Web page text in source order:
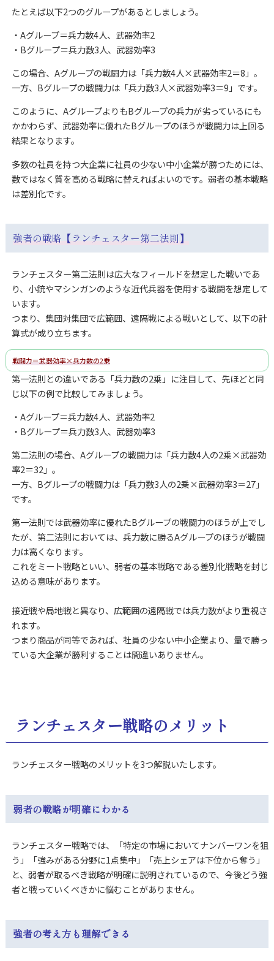
たとえば以下2つのグループがあるとしましょう。
・Aグループ＝兵力数4人、武器効率2
・Bグループ＝兵力数3人、武器効率3
この場合、Aグループの戦闘力は「兵力数4人×武器効率2＝8」。
一方、Bグループの戦闘力は「兵力数3人×武器効率3＝9」です。
このように、AグループよりもBグループの兵力が劣っているにも
かかわらず、武器効率に優れたBグループのほうが戦闘力は上回る
結果となります。
多数の社員を持つ大企業に社員の少ない中小企業が勝つためには、
数ではなく質を高める戦略に替えればよいのです。弱者の基本戦略
は差別化です。
強者の戦略【ランチェスター第二法則】
ランチェスター第二法則は広大なフィールドを想定した戦いであ
り、小銃やマシンガンのような近代兵器を使用する戦闘を想定して
います。
つまり、集団対集団で広範囲、遠隔戦による戦いとして、以下の計
算式が成り立ちます。
戦闘力＝武器効率×兵力数の2乗
第一法則との違いである「兵力数の2乗」に注目して、先ほどと同
じ以下の例で比較してみましょう。
・Aグループ＝兵力数4人、武器効率2
・Bグループ＝兵力数3人、武器効率3
第二法則の場合、Aグループの戦闘力は「兵力数4人の2乗×武器効
率2＝32」。
一方、Bグループの戦闘力は「兵力数3人の2乗×武器効率3＝27」
です。
第一法則では武器効率に優れたBグループの戦闘力のほうが上でし
たが、第二法則においては、兵力数に勝るAグループのほうが戦闘
力は高くなります。
これをミート戦略といい、弱者の基本戦略である差別化戦略を封じ
込める意味があります。
接近戦や局地戦と異なり、広範囲の遠隔戦では兵力数がより重視さ
れます。
つまり商品が同等であれば、社員の少ない中小企業より、量で勝っ
ている大企業が勝利することは間違いありません。
ランチェスター戦略のメリット
ランチェスター戦略のメリットを3つ解説いたします。
弱者の戦略が明確にわかる
ランチェスター戦略では、「特定の市場においてナンバーワンを狙
う」「強みがある分野に1点集中」「売上シェアは下位から奪う」
と、弱者が取るべき戦略が明確に説明されているので、今後どう強
者と戦っていくべきかに悩むことがありません。
強者の考え方も理解できる